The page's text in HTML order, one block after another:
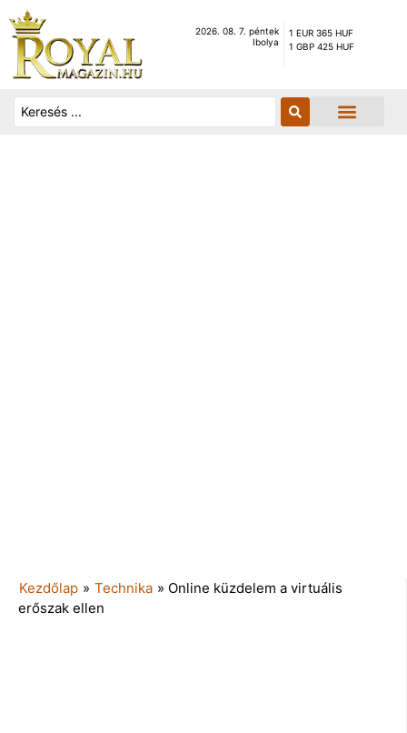
2026. 08. 7. péntek
Ibolya
1 EUR 365 HUF
1 GBP 425 HUF
Kezdőlap » Technika » Online küzdelem a virtuális
erőszak ellen